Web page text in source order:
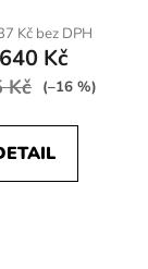
Kč bez DPH
Kč
Kč (–16 %)